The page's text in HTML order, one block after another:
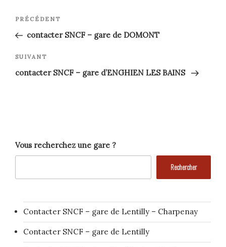
Navigation
de
l’article
Article
précédent
PRÉCÉDENT
contacter SNCF – gare de DOMONT
Article
suivant
SUIVANT
contacter SNCF – gare d’ENGHIEN LES BAINS
Vous recherchez une gare ?
Rechercher
Contacter SNCF – gare de Lentilly – Charpenay
Contacter SNCF – gare de Lentilly